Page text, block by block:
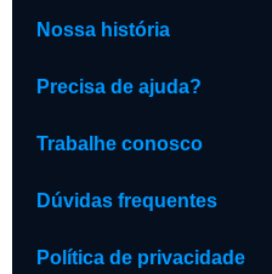
Nossa história
Precisa de ajuda?
Trabalhe conosco
Dúvidas frequentes
Política de privacidade